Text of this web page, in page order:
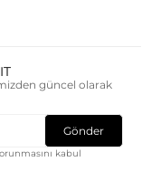
güncel olarak
Gönder
kabul